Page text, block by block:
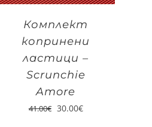
Комплект
копринени
ластици –
Scrunchie
Amore
41.00€ 30.00€